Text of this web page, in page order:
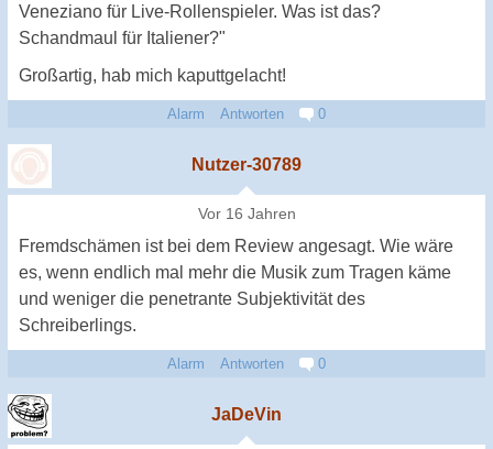
Veneziano für Live-Rollenspieler. Was ist das?
Schandmaul für Italiener?"
Großartig, hab mich kaputtgelacht!
Alarm Antworten 0
Nutzer-30789
Vor 16 Jahren
Fremdschämen ist bei dem Review angesagt. Wie wäre
es, wenn endlich mal mehr die Musik zum Tragen käme
und weniger die penetrante Subjektivität des
Schreiberlings.
Alarm Antworten 0
JaDeVin